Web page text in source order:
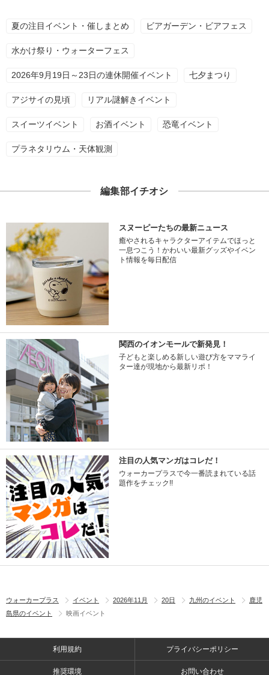
夏の注目イベント・催しまとめ ビアガーデン・ビアフェス
水かけ祭り・ウォーターフェス
2026年9月19日～23日の連休開催イベント 七夕まつり
アジサイの見頃 リアル謎解きイベント
スイーツイベント お酒イベント 恐竜イベント
プラネタリウム・天体観測
編集部イチオシ
スヌーピーたちの最新ニュース
癒やされるキャラクターアイテムでほっと
一息つこう！かわいい最新グッズやイベン
ト情報を毎日配信
関西のイオンモールで新発見！
子どもと楽しめる新しい遊び方をママライ
ター達が現地から最新リポ！
注目の人気マンガはコレだ！
ウォーカープラスで今一番読まれている話
題作をチェック!!
ウォーカープラス イベント 2026年11月 20日 九州のイベント
鹿児
島県のイベント
映画イベント
利用規約 プライバシーポリシー
推奨環境 お問い合わせ